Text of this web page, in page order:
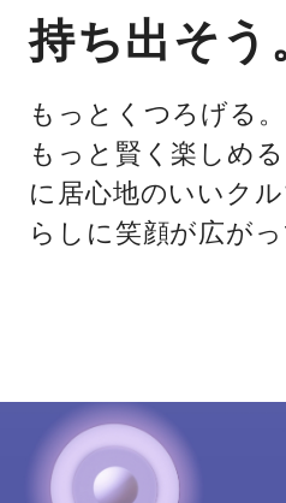
持ち出そう
もっとくつろげる
もっと賢く楽しめ
に居心地のいいク
らしに笑顔が広がっ